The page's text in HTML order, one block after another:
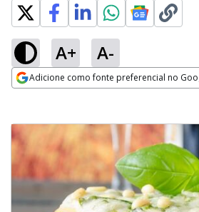
A+ A-
Adicione como fonte preferencial no